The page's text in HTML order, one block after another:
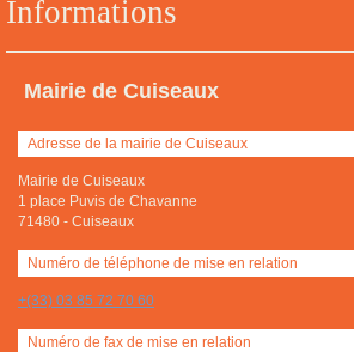
Informations
Mairie de Cuiseaux
Adresse de la mairie de Cuiseaux
Mairie de Cuiseaux
1 place Puvis de Chavanne
71480 - Cuiseaux
Numéro de téléphone de mise en relation
+(33) 03 85 72 70 60
Numéro de fax de mise en relation